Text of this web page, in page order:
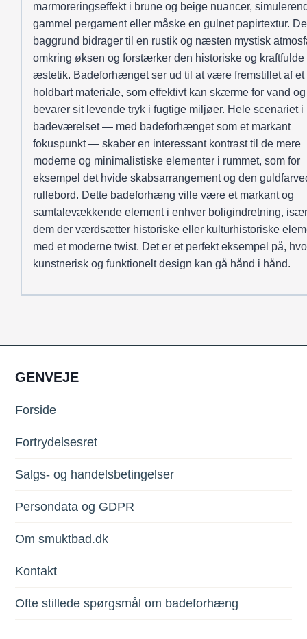
marmoreringseffekt i brune og beige nuancer,
gammel pergament eller måske en gulnet papirtextur.
baggrund bidrager til en rustik og næsten mystisk
omkring øksen og forstærker den historiske og kraftfulde
æstetik. Badeforhænget ser ud til at være fremstillet af et
holdbart materiale, som effektivt kan skærme for vand og
bevarer sit levende tryk i fugtige miljøer. Hele scenariet i
badeværelset — med badeforhænget som et markant
fokuspunkt — skaber en interessant kontrast til de mere
moderne og minimalistiske elementer i rummet, som for
eksempel det hvide skabsarrangement og den
rullebord. Dette badeforhæng ville være et markant og
samtalevækkende element i enhver boligindretning,
dem der værdsætter historiske eller kulturhistoriske
med et moderne twist. Det er et perfekt eksempel på,
kunstnerisk og funktionelt design kan gå hånd i hånd.
GENVEJE
Forside
Fortrydelsesret
Salgs- og handelsbetingelser
Persondata og GDPR
Om smuktbad.dk
Kontakt
Ofte stillede spørgsmål om badeforhæng